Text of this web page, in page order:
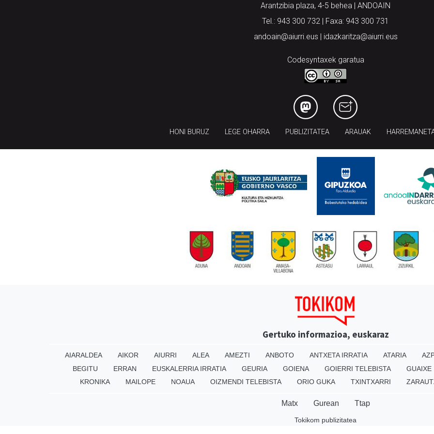
Arantzibia plaza, 4-5 behea | ANDOAIN
Tel.: 943 300 732 | Faxa: 943 300 731
andoain@aiurri.eus | idazkaritza@aiurri.eus
Codesyntaxek garatua
HONI BURUZ LEGE OHARRA PUBLIZITATEA ARAUAK
Gertuko informazioa, euskaraz
AIARALDEA AIKOR AIURRI ALEA AMEZTI ANBOTO ANTXETA IRRATIA ATARIA
BEGITU
ERRAN EUSKALERRIA IRRATIA GEURIA GOIENA GOIERRI TELEBISTA GUAIXE
KRONIKA
MAILOPE NOAUA OIZMENDI TELEBISTA ORIO GUKA TXINTXARRI
Matx Gurean Ttap
Tokikom publizitatea